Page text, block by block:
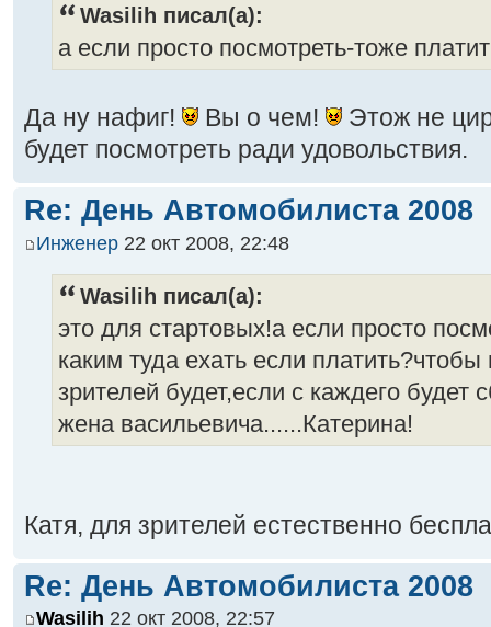
Wasilih писал(а):
а если просто посмотреть-тоже
Да ну нафиг! Вы о чем!
Этож не
будет посмотреть ради удовольствия.
Re: День Автомобилиста 2008
Инженер 22 окт 2008, 22:48
Wasilih писал(а):
это для стартовых!а если просто
каким туда ехать если
зрителей будет,если с каждего будет
жена васильевича......Катерина!
Катя, для зрителей естественно
Re: День Автомобилиста 2008
Wasilih 22 окт 2008, 22:57